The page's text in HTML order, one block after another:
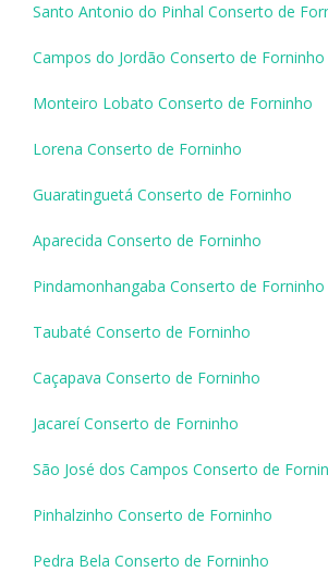
Santo Antonio do Pinhal Conserto de
Campos do Jordão Conserto de Forninho
Monteiro Lobato Conserto de Forninho
Lorena Conserto de Forninho
Guaratinguetá Conserto de Forninho
Aparecida Conserto de Forninho
Pindamonhangaba Conserto de Forninho
Taubaté Conserto de Forninho
Caçapava Conserto de Forninho
Jacareí Conserto de Forninho
São José dos Campos Conserto de
Pinhalzinho Conserto de Forninho
Pedra Bela Conserto de Forninho